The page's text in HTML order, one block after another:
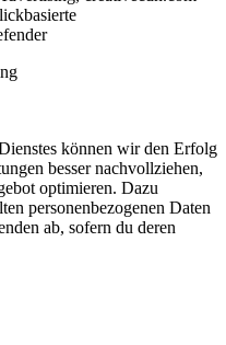
können wir den Erfolg
besser nachvollziehen,
optimieren. Dazu
personenbezogenen Daten
ab, sofern du deren